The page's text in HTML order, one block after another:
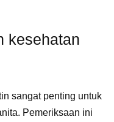
kesehatan
sangat penting untuk
Pemeriksaan ini